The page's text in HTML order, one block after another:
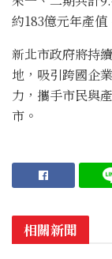
約183億元年產值
新北市政府將持
地，吸引跨國企
力，攜手市民與
市。
相關新聞